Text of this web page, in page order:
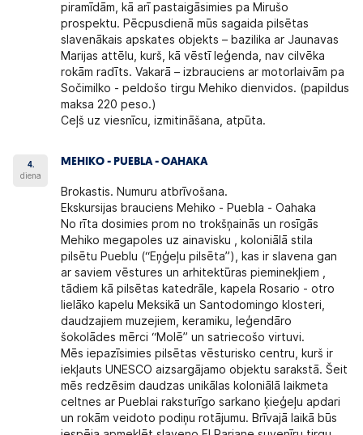
piramīdām, kā arī pastaigāsimies pa Mirušo
prospektu. Pēcpusdienā mūs sagaida pilsētas
slavenākais apskates objekts – bazilika ar Jaunavas
Marijas attēlu, kurš, kā vēstī leģenda, nav cilvēka
rokām radīts. Vakarā – izbrauciens ar motorlaivām pa
Sočimilko - peldošo tirgu Mehiko dienvidos. (papildus
maksa 220 peso.)
Ceļš uz viesnīcu, izmitināšana, atpūta.
4.
diena
MEHIKO - PUEBLA - OAHAKA
Brokastis. Numuru atbrīvošana.
Ekskursijas brauciens Mehiko - Puebla - Oahaka
No rīta dosimies prom no trokšņainās un rosīgās
Mehiko megapoles uz ainavisku , koloniālā stila
pilsētu Pueblu (“Eņģeļu pilsēta”), kas ir slavena gan
ar saviem vēstures un arhitektūras pieminekļiem ,
tādiem kā pilsētas katedrāle, kapela Rosario - otro
lielāko kapelu Meksikā un Santodomingo klosteri,
daudzajiem muzejiem, keramiku, leģendāro
šokolādes mērci “Molē” un satriecošo virtuvi.
Mēs iepazīsimies pilsētas vēsturisko centru, kurš ir
iekļauts UNESCO aizsargājamo objektu sarakstā. Šeit
mēs redzēsim daudzas unikālas koloniālā laikmeta
celtnes ar Pueblai raksturīgo sarkano ķieģeļu apdari
un rokām veidoto podiņu rotājumu. Brīvajā laikā būs